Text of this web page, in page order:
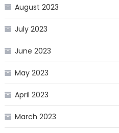
August 2023
July 2023
June 2023
May 2023
April 2023
March 2023